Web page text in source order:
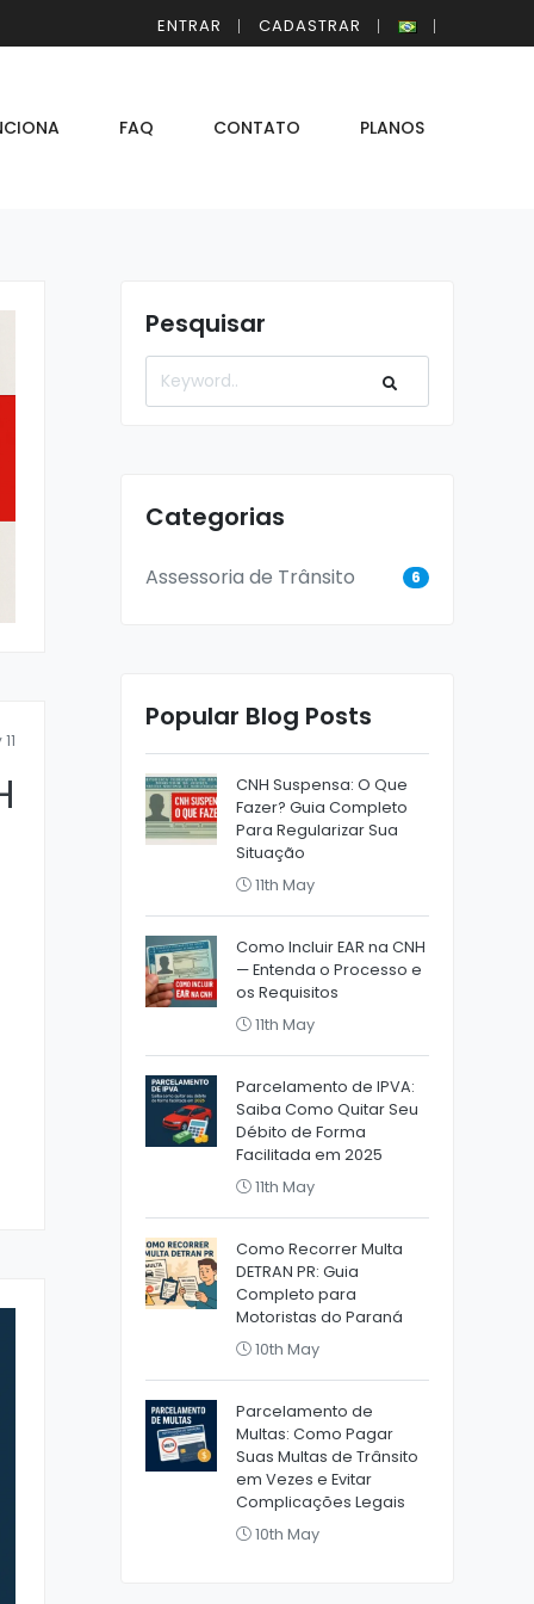
ENTRAR CADASTRAR
FAQ CONTATO PLANOS
Pesquisar
Categorias
Assessoria de Trânsito 6
Popular Blog Posts
CNH Suspensa: O Que
Fazer? Guia Completo
Para Regularizar Sua
Situação
11th May
Como Incluir EAR na CNH
— Entenda o Processo e
os Requisitos
11th May
Parcelamento de IPVA:
Saiba Como Quitar Seu
Débito de Forma
Facilitada em 2025
11th May
Como Recorrer Multa
DETRAN PR: Guia
Completo para
Motoristas do Paraná
10th May
Parcelamento de
Multas: Como Pagar
Suas Multas de Trânsito
em Vezes e Evitar
Complicações Legais
10th May